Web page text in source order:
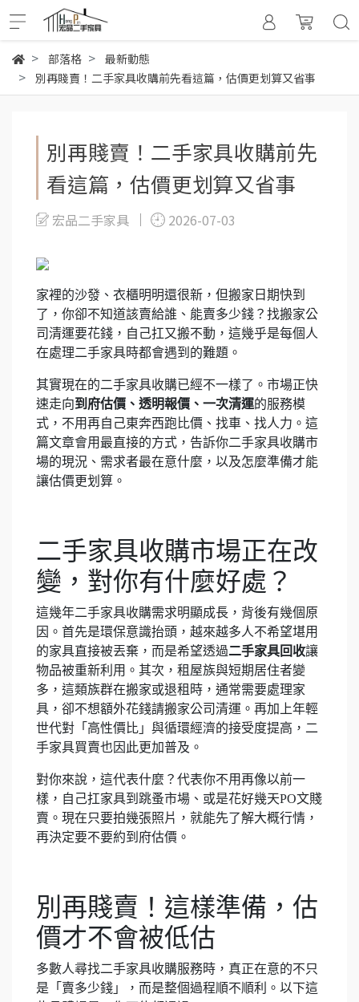
部落格
最新動態
別再賤賣！二手家具收購前先看這篇，估價更划算又省事
別再賤賣！二手家具收購前先
看這篇，估價更划算又省事
宏品二手家具 2026-07-03
家裡的沙發、衣櫃明明還很新，但搬家日期快到
了，你卻不知道該賣給誰、能賣多少錢？找搬家公
司清運要花錢，自己扛又搬不動，這幾乎是每個人
在處理二手家具時都會遇到的難題。
其實現在的二手家具收購已經不一樣了。市場正快
速走向到府估價、透明報價、一次清運的服務模
式，不用再自己東奔西跑比價、找車、找人力。這
篇文章會用最直接的方式，告訴你二手家具收購市
場的現況、需求者最在意什麼，以及怎麼準備才能
讓估價更划算。
二手家具收購市場正在改
變，對你有什麼好處？
這幾年二手家具收購需求明顯成長，背後有幾個原
因。首先是環保意識抬頭，越來越多人不希望堪用
的家具直接被丟棄，而是希望透過二手家具回收讓
物品被重新利用。其次，租屋族與短期居住者變
多，這類族群在搬家或退租時，通常需要處理家
具，卻不想額外花錢請搬家公司清運。再加上年輕
世代對「高性價比」與循環經濟的接受度提高，二
手家具買賣也因此更加普及。
對你來說，這代表什麼？代表你不用再像以前一
樣，自己扛家具到跳蚤市場、或是花好幾天PO文賤
賣。現在只要拍幾張照片，就能先了解大概行情，
再決定要不要約到府估價。
別再賤賣！這樣準備，估
價才不會被低估
多數人尋找二手家具收購服務時，真正在意的不只
是「賣多少錢」，而是整個過程順不順利。以下這